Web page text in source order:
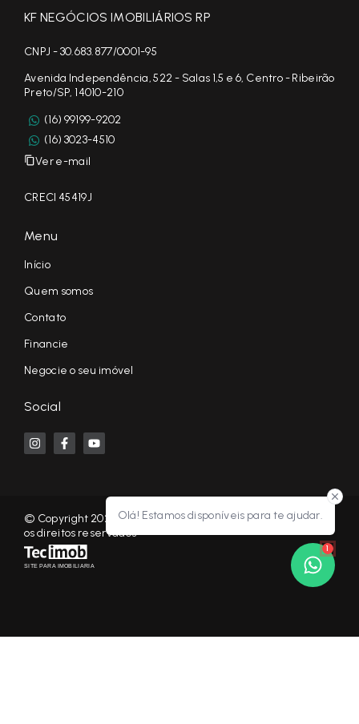
Olá! Estamos disponíveis para te ajudar.
1
KF NEGÓCIOS IMOBILIÁRIOS RP
CNPJ - 30.683.877/0001-95
Avenida Independência, 522 - Salas 1,5 e 6, Centro - Ribeirão
Preto/SP, 14010-210
(16) 99199-9202
(16) 3023-4510
Ver e-mail
CRECI 45419J
Menu
Início
Quem somos
Contato
Financie
Negocie o seu imóvel
Social
© Copyright 2026 - KF NEGÓCIOS IMOBILIÁRIOS RP - Todos
os direitos reservados
SITE PARA IMOBILIARIA